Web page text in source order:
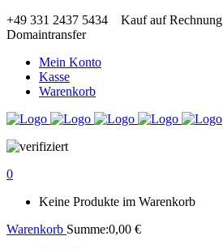
+49 331 2437 5434 Kauf auf Rechnung
Domaintransfer
Mein Konto
Kasse
Warenkorb
0
Keine Produkte im Warenkorb
Warenkorb Summe:0,00 €